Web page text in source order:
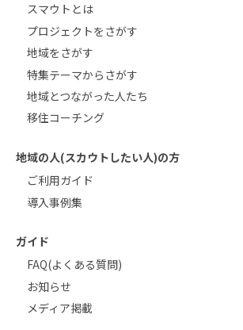
スマウトとは
プロジェクトをさがす
地域をさがす
特集テーマからさがす
地域とつながった人たち
移住コーチング
地域の人(スカウトしたい人)の方
ご利用ガイド
導入事例集
ガイド
FAQ(よくある質問)
お知らせ
メディア掲載